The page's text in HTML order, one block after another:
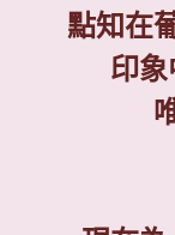
點知在
印象